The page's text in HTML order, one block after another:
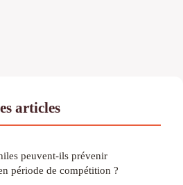
articles
peuvent-ils prévenir
période de compétition ?